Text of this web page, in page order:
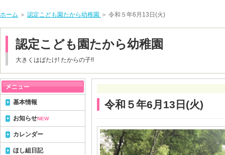
ホーム ＞ 認定こども園たから幼稚園 ＞ 令和５年6月13日(火)
認定こども園たから幼稚園
大きくはばたけ! たからの子!!
令和５年6月13日(火)
基本情報
お知らせNEW
カレンダー
ほし組日記